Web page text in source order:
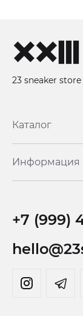
23 sneaker
Каталог
Информация
+7 (999)